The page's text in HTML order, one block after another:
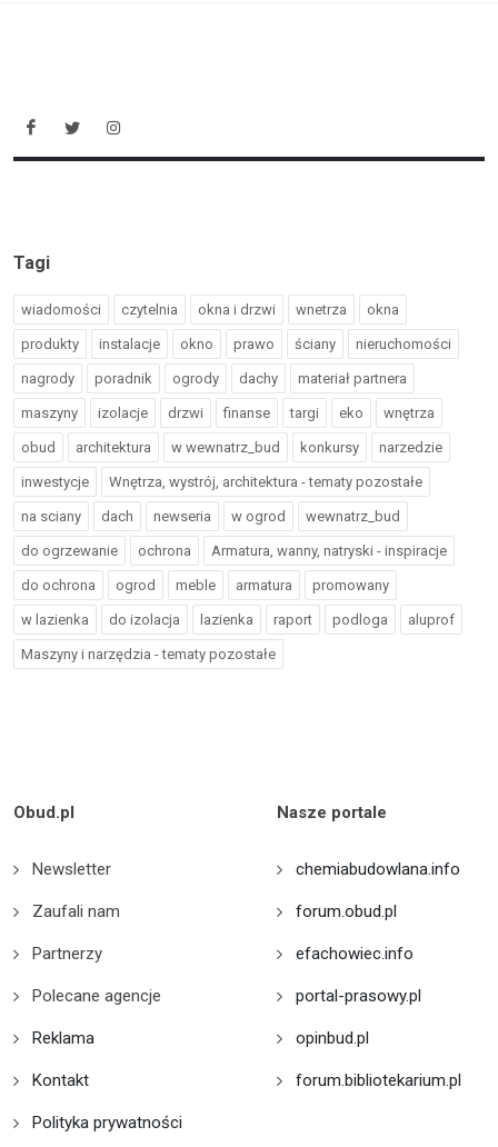
Tagi
wiadomości czytelnia okna i drzwi wnetrza okna
produkty instalacje okno prawo ściany nieruchomości
nagrody poradnik ogrody dachy materiał partnera
maszyny izolacje drzwi finanse targi eko wnętrza
obud architektura w wewnatrz_bud konkursy narzedzie
inwestycje Wnętrza, wystrój, architektura - tematy pozostałe
na sciany dach newseria w ogrod wewnatrz_bud
do ogrzewanie ochrona Armatura, wanny, natryski - inspiracje
do ochrona ogrod meble armatura promowany
w lazienka do izolacja lazienka raport podloga aluprof
Maszyny i narzędzia - tematy pozostałe
Obud.pl
Newsletter
Zaufali nam
Partnerzy
Polecane agencje
Reklama
Kontakt
Polityka prywatności
Nasze portale
chemiabudowlana.info
forum.obud.pl
efachowiec.info
portal-prasowy.pl
opinbud.pl
forum.bibliotekarium.pl